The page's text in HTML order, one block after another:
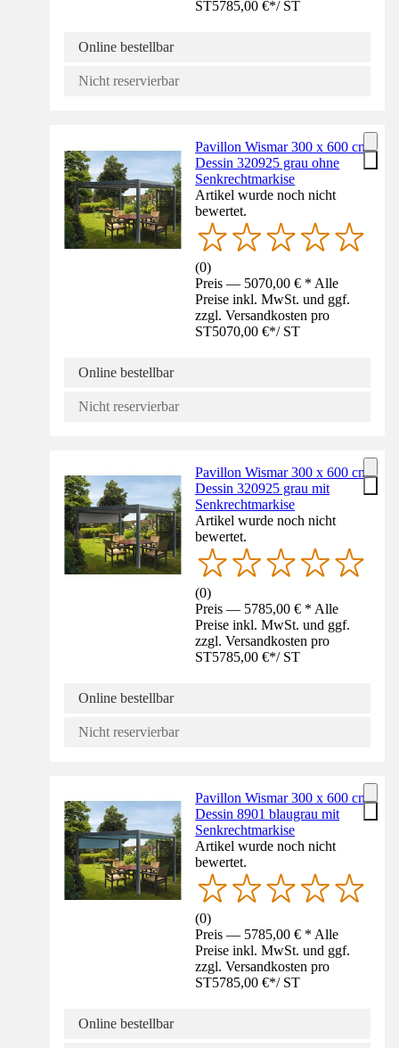
ST5785,00 €*/ ST
Online bestellbar
Nicht reservierbar
Pavillon Wismar 300 x 600 cm
Dessin 320925 grau ohne
Senkrechtmarkise
Artikel wurde noch nicht
bewertet.
(0)
Preis — 5070,00 € * Alle
Preise inkl. MwSt. und ggf.
zzgl. Versandkosten pro
ST5070,00 €*/ ST
Online bestellbar
Nicht reservierbar
Pavillon Wismar 300 x 600 cm
Dessin 320925 grau mit
Senkrechtmarkise
Artikel wurde noch nicht
bewertet.
(0)
Preis — 5785,00 € * Alle
Preise inkl. MwSt. und ggf.
zzgl. Versandkosten pro
ST5785,00 €*/ ST
Online bestellbar
Nicht reservierbar
Pavillon Wismar 300 x 600 cm
Dessin 8901 blaugrau mit
Senkrechtmarkise
Artikel wurde noch nicht
bewertet.
(0)
Preis — 5785,00 € * Alle
Preise inkl. MwSt. und ggf.
zzgl. Versandkosten pro
ST5785,00 €*/ ST
Online bestellbar